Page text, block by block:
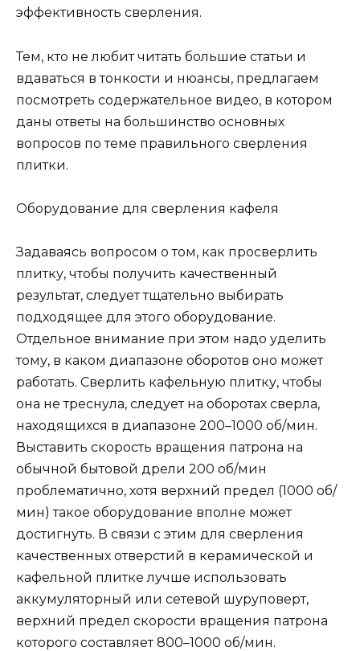
эффективность сверления.
Тем, кто не любит читать большие статьи и
вдаваться в тонкости и нюансы, предлагаем
посмотреть содержательное видео, в котором
даны ответы на большинство основных
вопросов по теме правильного сверления
плитки.
Оборудование для сверления кафеля
Задаваясь вопросом о том, как просверлить
плитку, чтобы получить качественный
результат, следует тщательно выбирать
подходящее для этого оборудование.
Отдельное внимание при этом надо уделить
тому, в каком диапазоне оборотов оно может
работать. Сверлить кафельную плитку, чтобы
она не треснула, следует на оборотах сверла,
находящихся в диапазоне 200–1000 об/мин.
Выставить скорость вращения патрона на
обычной бытовой дрели 200 об/мин
проблематично, хотя верхний предел (1000 об/
мин) такое оборудование вполне может
достигнуть. В связи с этим для сверления
качественных отверстий в керамической и
кафельной плитке лучше использовать
аккумуляторный или сетевой шуруповерт,
верхний предел скорости вращения патрона
которого составляет 800–1000 об/мин.